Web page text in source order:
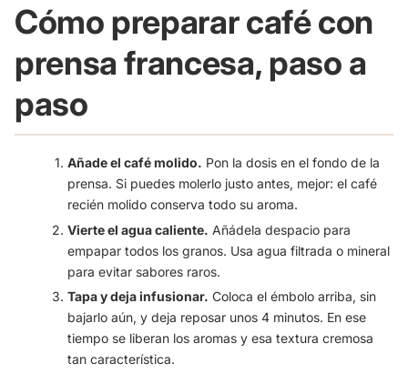
Cómo preparar café con
prensa francesa, paso a
paso
Añade el café molido. Pon la dosis en el fondo de la
prensa. Si puedes molerlo justo antes, mejor: el café
recién molido conserva todo su aroma.
Vierte el agua caliente. Añádela despacio para
empapar todos los granos. Usa agua filtrada o mineral
para evitar sabores raros.
Tapa y deja infusionar. Coloca el émbolo arriba, sin
bajarlo aún, y deja reposar unos 4 minutos. En ese
tiempo se liberan los aromas y esa textura cremosa
tan característica.